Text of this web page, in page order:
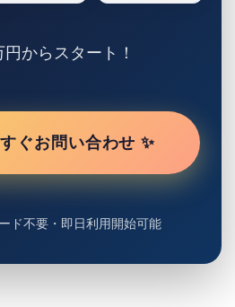
円からスタート！
ぐお問い合わせ ✨
ド不要・即日利用開始可能